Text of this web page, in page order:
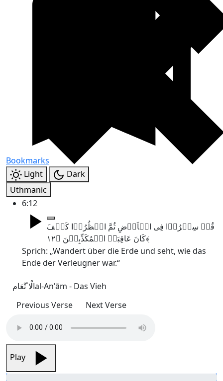
Bookmarks
Light
Dark
Uthmanic
6:12
قُلۡ سِیۡرُوۡا فِی الۡاَرۡضِ ثُمَّ انۡظُرُوۡا کَیۡفَ
کَانَ عَاقِبَۃُ الۡمُکَذِّبِیۡنَ ﴿۱۲﴾
Sprich: „Wandert über die Erde und seht, wie das
Ende der Verleugner war.“
الْاٴنْعَامal-Anʿām - Das Vieh
Previous Verse
Next Verse
Play